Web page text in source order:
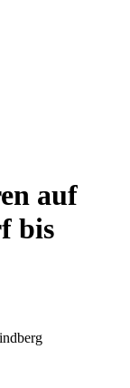
auf
bis